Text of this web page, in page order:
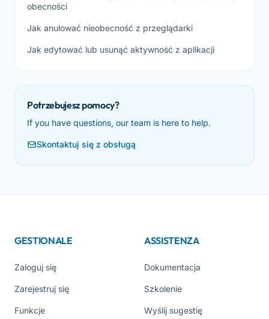
obecności
Jak anulować nieobecność z przeglądarki
Jak edytować lub usunąć aktywność z aplikacji
Potrzebujesz pomocy?
If you have questions, our team is here to help.
Skontaktuj się z obsługą
GESTIONALE
Zaloguj się
Zarejestruj się
Funkcje
ASSISTENZA
Dokumentacja
Szkolenie
Wyślij sugestię